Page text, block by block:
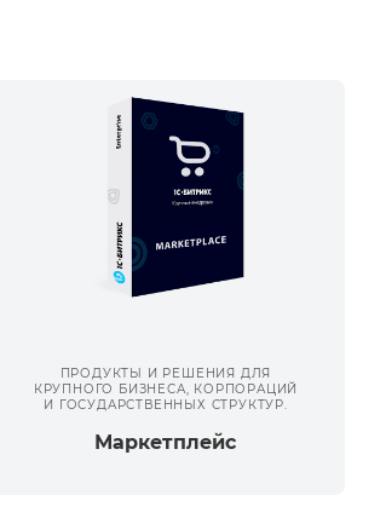
ПРОДУКТЫ И РЕШЕНИЯ ДЛЯ
КРУПНОГО БИЗНЕСА, КОРПОРАЦИЙ
И ГОСУДАРСТВЕННЫХ СТРУКТУР.
Маркетплейс